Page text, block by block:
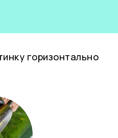
горизонтально